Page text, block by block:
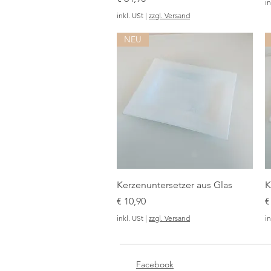
inkl. USt | zzgl. Versand
NEU
Kerzenuntersetzer aus Glas
Preis
€ 10,90
inkl. USt | zzgl. Versand
Facebook